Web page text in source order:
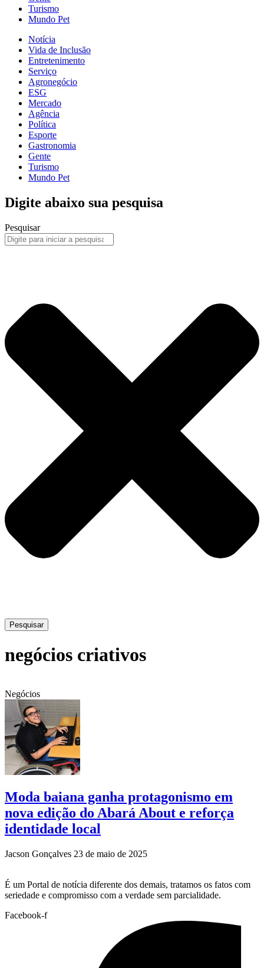
Turismo
Mundo Pet
Notícia
Vida de Inclusão
Entretenimento
Serviço
Agronegócio
ESG
Mercado
Agência
Política
Esporte
Gastronomia
Gente
Turismo
Mundo Pet
Digite abaixo sua pesquisa
Pesquisar
Pesquisar
negócios criativos
Negócios
Moda baiana ganha protagonismo em
nova edição do Abará About e reforça
identidade local
Jacson Gonçalves 23 de maio de 2025
É um Portal de notícia diferente dos demais, tratamos os fatos com
seriedade e compromisso com a verdade sem parcialidade.
Facebook-f